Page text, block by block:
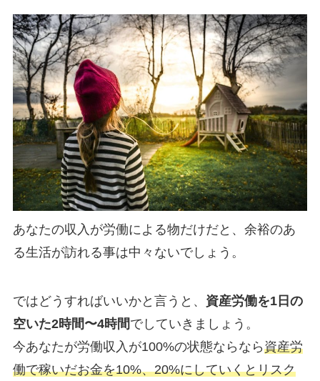
あなたの収入が労働による物だけだと、余裕のあ
る生活が訪れる事は中々ないでしょう。
ではどうすればいいかと言うと、 資産労働を1日の
空いた2時間〜4時間でしていきましょう。
今あなたが労働収入が100%の状態ならなら資産労
働で稼いだお金を10%、20%にしていくとリスク